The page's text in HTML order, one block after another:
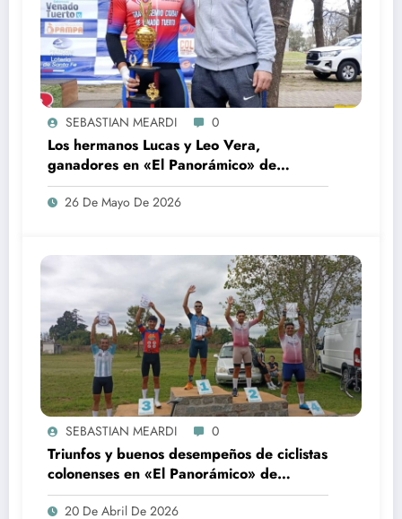
SEBASTIAN MEARDI 0
Los hermanos Lucas y Leo Vera,
ganadores en «El Panorámico» de
Pergamino
26 De Mayo De 2026
SEBASTIAN MEARDI 0
Triunfos y buenos desempeños de ciclistas
colonenses en «El Panorámico» de
Pergamino
20 De Abril De 2026